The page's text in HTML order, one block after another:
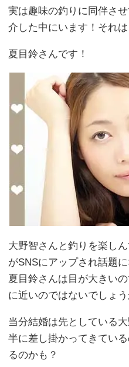
実は趣味の釣りに同伴さ
介した中にいます！それ
夏目鈴さんです！
大野智さんと釣りを楽し
がSNSにアップされ話題
夏目鈴さんは目が大きい
に近いのではないでしょう
当分結婚は先としている
半に差し掛かってきてい
るのかも？